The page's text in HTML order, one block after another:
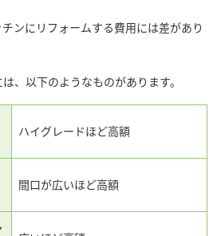
ンにリフォームする費用には差があり
、以下のようなものがあります。
ハイグレードほど高額
間口が広いほど高額